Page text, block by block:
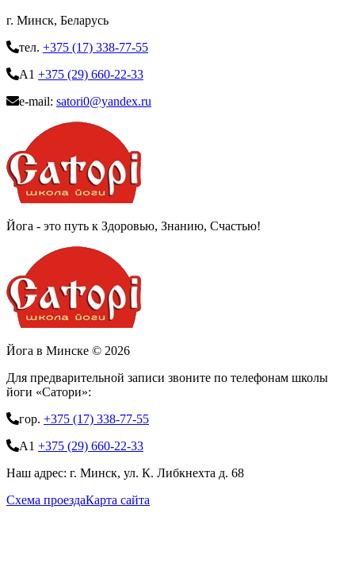
г. Минск, Беларусь
тел. +375 (17) 338-77-55
A1 +375 (29) 660-22-33
e-mail: satori0@yandex.ru
Йога - это путь к Здоровью, Знанию, Счастью!
Йога в Минске © 2026
Для предварительной записи звоните по телефонам школы
йоги «Сатори»:
гор. +375 (17) 338-77-55
А1 +375 (29) 660-22-33
Наш адрес: г. Минск, ул. К. Либкнехта д. 68
Схема проездаКарта сайта